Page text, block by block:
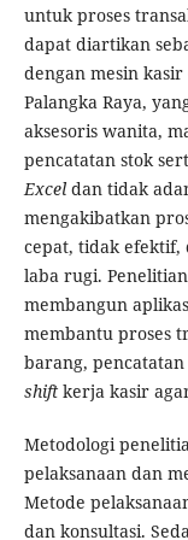
untuk proses
dapat diartikan
dengan mesin kasir
Palangka Raya,
aksesoris wanita,
pencatatan stok
Excel dan tidak
mengakibatkan
cepat, tidak efektif,
laba rugi.
membangun
membantu proses
barang,
shift kerja kasir
Metodologi
pelaksanaan dan
Metode
dan konsultasi.